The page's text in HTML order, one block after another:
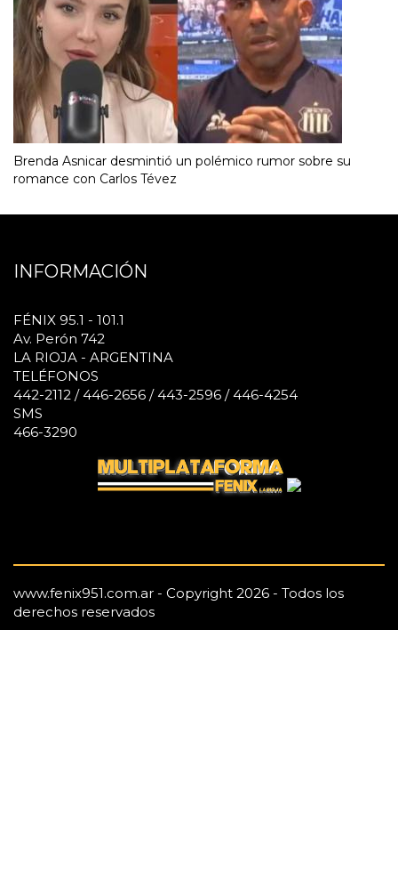
Brenda Asnicar desmintió un polémico rumor sobre su
romance con Carlos Tévez
INFORMACIÓN
FÉNIX 95.1 - 101.1
Av. Perón 742
LA RIOJA - ARGENTINA
TELÉFONOS
442-2112 / 446-2656 / 443-2596 / 446-4254
SMS
466-3290
www.fenix951.com.ar - Copyright 2026 - Todos los
derechos reservados